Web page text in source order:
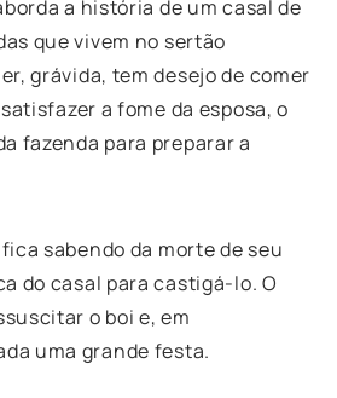
a história de um casal de
que vivem no sertão
grávida, tem desejo de comer
a fome da esposa, o
fazenda para preparar a
sabendo da morte de seu
do casal para castigá-lo. O
o boi e, em
uma grande festa.